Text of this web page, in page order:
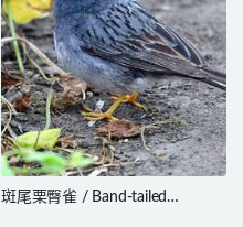
斑尾栗臀雀 / Band-tailed